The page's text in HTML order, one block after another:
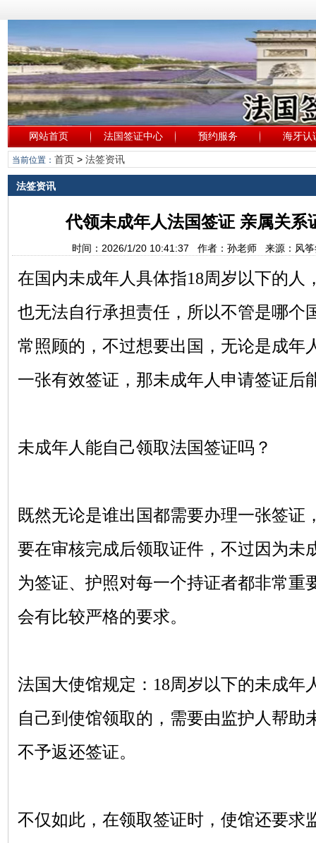
网站首页 法国签证中心 预约服务 海牙认
当前位置： 首页> 法签资讯
法签资讯
代领未成年人法国签证 亲属关系
时间：2026/1/20 10:41:37 作者：孙老师 来源：风
在国内未成年人具体指18周岁以下的人
也无法自行承担责任，所以不管是哪个
常照顾的，不过想要出国，无论是成年
一张有效签证，那未成年人申请签证后
未成年人能自己领取法国签证吗？
既然无论是谁出国都需要办理一张签证
要在审核完成后领取证件，不过因为未
为签证、护照对每一个持证者都非常重
会有比较严格的要求。
法国大使馆规定： 18周岁以下的未成年
自己到使馆领取的，需要由监护人帮助
不予返还签证。
不仅如此，在领取签证时，使馆还要求